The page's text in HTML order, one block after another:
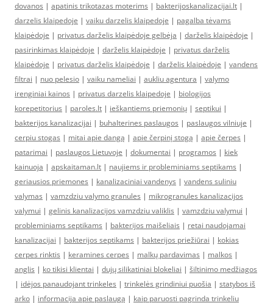
dovanos | apatinis trikotazas moterims | bakterijoskanalizacijai.lt |
darzelis klaipedoje | vaiku darzelis klaipedoje | pagalba tėvams
klaipėdoje | privatus darželis klaipėdoje gelbėja | darželis klaipėdoje |
pasirinkimas klaipėdoje | darželis klaipėdoje | privatus darželis
klaipėdoje | privatus darželis klaipėdoje | darželis klaipėdoje | vandens
filtrai | nuo pelesio | vaiku nameliai | aukliu agentura | valymo
irenginiai kainos | privatus darzelis klaipedoje | biologijos
korepetitorius | paroles.lt | ieškantiems priemonių | septikui |
bakterijos kanalizacijai | buhalterines paslaugos | paslaugos vilniuje |
cerpiu stogas | mitai apie dangą | apie čerpinį stogą | apie čerpes |
patarimai | paslaugos Lietuvoje | dokumentai | programos | kiek
kainuoja | apskaitaman.lt | naujiems ir probleminiams septikams |
geriausios priemones | kanalizaciniai vandenys | vandens suliniu
valymas | vamzdziu valymo granules | mikrogranules kanalizacijos
valymui | gelinis kanalizacijos vamzdziu valiklis | vamzdziu valymui |
probleminiams septikams | bakterijos maišeliais | retai naudojamai
kanalizacijai | bakterijos septikams | bakterijos priežiūrai | kokias
cerpes rinktis | keramines cerpes | malkų pardavimas | malkos |
anglis | ko tikisi klientai | dujų silikatiniai blokeliai | šiltinimo medžiagos
| idėjos panaudojant trinkeles | trinkelės grindiniui puošia | statybos iš
arko | informacija apie paslaugą | kaip paruosti pagrinda trinkeliu